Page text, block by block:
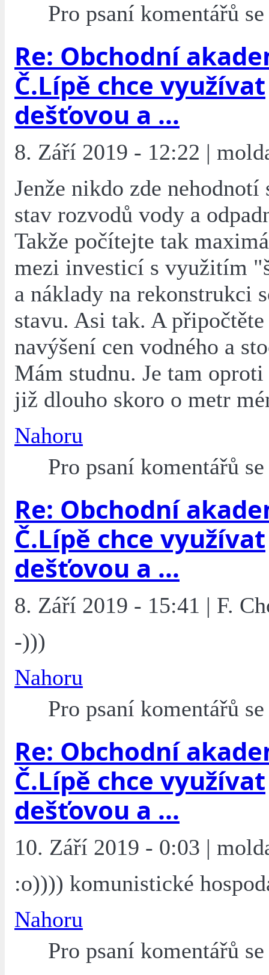
Pro psaní komentářů
Re: Obchodní
Č.Lípě chce využívat
dešťovou a ...
8. Září 2019 - 12:22 |
Jenže nikdo zde nehodnotí
stav rozvodů vody a
Takže počítejte tak
mezi investicí s využitím
a náklady na rekonstrukci
stavu. Asi tak. A
navýšení cen vodného a
Mám studnu. Je tam
již dlouho skoro o metr
Nahoru
Pro psaní komentářů
Re: Obchodní
Č.Lípě chce využívat
dešťovou a ...
8. Září 2019 - 15:41 | F.
-)))
Nahoru
Pro psaní komentářů
Re: Obchodní
Č.Lípě chce využívat
dešťovou a ...
10. Září 2019 - 0:03 |
:o)))) komunistické
Nahoru
Pro psaní komentářů